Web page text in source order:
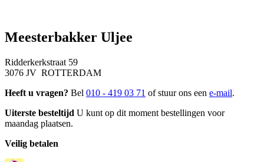
Meesterbakker Uljee
Ridderkerkstraat 59
3076 JV ROTTERDAM
Heeft u vragen? Bel 010 - 419 03 71 of stuur ons een e-mail.
Uiterste besteltijd U kunt op dit moment bestellingen voor
maandag plaatsen.
Veilig betalen